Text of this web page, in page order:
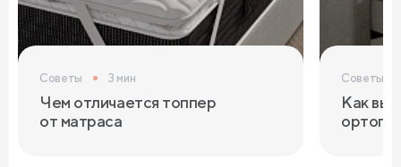
Советы 3 мин
Чем отличается топпер
от матраса
Советы
Как